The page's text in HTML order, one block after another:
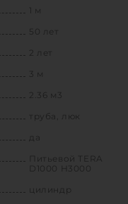
1 м
50 лет
2 лет
3 м
2.36 м3
труба, люк
да
Питьевой TERA
D1000 H3000
цилиндр